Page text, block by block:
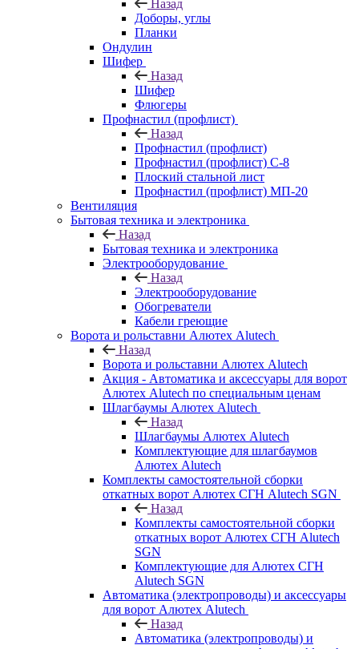
Назад
Доборы, углы
Планки
Ондулин
Шифер
Назад
Шифер
Флюгеры
Профнастил (профлист)
Назад
Профнастил (профлист)
Профнастил (профлист) С-8
Плоский стальной лист
Профнастил (профлист) МП-20
Вентиляция
Бытовая техника и электроника
Назад
Бытовая техника и электроника
Электрооборудование
Назад
Электрооборудование
Обогреватели
Кабели греющие
Ворота и рольставни Алютех Alutech
Назад
Ворота и рольставни Алютех Alutech
Акция - Автоматика и аксессуары для ворот
Алютех Alutech по специальным ценам
Шлагбаумы Алютех Alutech
Назад
Шлагбаумы Алютех Alutech
Комплектующие для шлагбаумов
Алютех Alutech
Комплекты самостоятельной сборки
откатных ворот Алютех СГН Alutech SGN
Назад
Комплекты самостоятельной сборки
откатных ворот Алютех СГН Alutech
SGN
Комплектующие для Алютех СГН
Alutech SGN
Автоматика (электропроводы) и аксессуары
для ворот Алютех Alutech
Назад
Автоматика (электропроводы) и